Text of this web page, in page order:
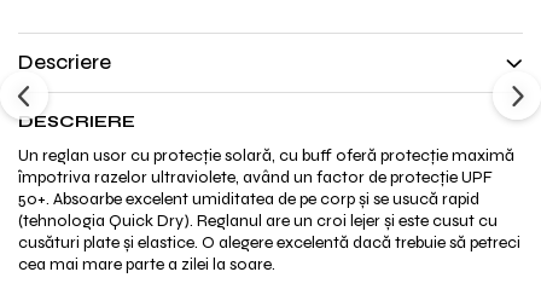
Descriere
DESCRIERE
Un reglan usor cu protecție solară, cu buff oferă protecție maximă
împotriva razelor ultraviolete, având un factor de protecție UPF
50+. Absoarbe excelent umiditatea de pe corp și se usucă rapid
(tehnologia Quick Dry). Reglanul are un croi lejer și este cusut cu
cusături plate și elastice. O alegere excelentă dacă trebuie să petreci
cea mai mare parte a zilei la soare.